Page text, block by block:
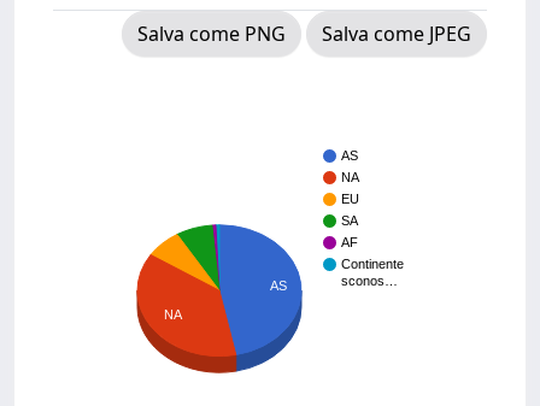
Salva come PNG
Salva come JPEG
AS
NA
EU
SA
AF
Continente
sconos…
AS
NA